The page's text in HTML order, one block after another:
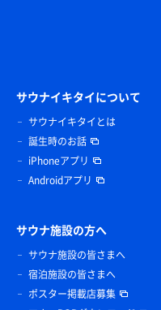
サウナイキタイについて
サウナイキタイとは
誕生時のお話
iPhoneアプリ
Androidアプリ
サウナ施設の方へ
サウナ施設の皆さまへ
宿泊施設の皆さまへ
ポスター掲載店募集